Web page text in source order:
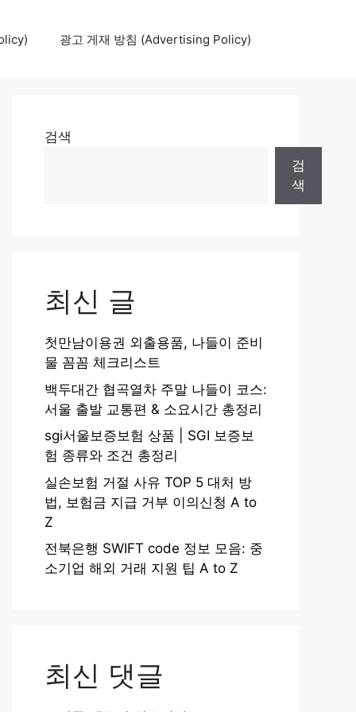
광고 게재 방침 (Advertising Policy)
검색
검
색
최신 글
첫만남이용권 외출용품, 나들이 준비
물 꼼꼼 체크리스트
백두대간 협곡열차 주말 나들이 코스:
서울 출발 교통편 & 소요시간 총정리
sgi서울보증보험 상품 | SGI 보증보
험 종류와 조건 총정리
실손보험 거절 사유 TOP 5 대처 방
법, 보험금 지급 거부 이의신청 A to
Z
전북은행 SWIFT code 정보 모음: 중
소기업 해외 거래 지원 팁 A to Z
최신 댓글